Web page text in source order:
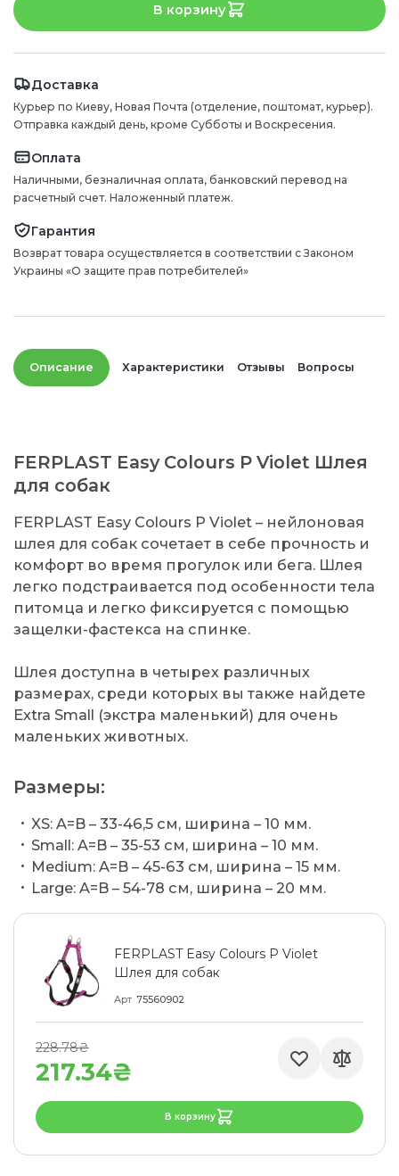
В корзину
Доставка
Курьер по Киеву, Новая Почта (отделение, поштомат, курьер).
Отправка каждый день, кроме Субботы и Воскресения.
Оплата
Наличными, безналичная оплата, банковский перевод на
расчетный счет. Наложенный платеж.
Гарантия
Возврат товара осуществляется в соответствии с Законом
Украины «О защите прав потребителей»
Описание Характеристики Отзывы Вопросы
FERPLAST Easy Colours P Violet Шлея
для собак
FERPLAST Easy Colours P Violet – нейлоновая
шлея для собак сочетает в себе прочность и
комфорт во время прогулок или бега. Шлея
легко подстраивается под особенности тела
питомца и легко фиксируется с помощью
защелки-фастекса на спинке.
Шлея доступна в четырех различных
размерах, среди которых вы также найдете
Extra Small (экстра маленький) для очень
маленьких животных.
Размеры:
XS: A=B – 33-46,5 см, ширина – 10 мм.
Small: A=B – 35-53 см, ширина – 10 мм.
Medium: A=B – 45-63 см, ширина – 15 мм.
Large: A=B – 54-78 см, ширина – 20 мм.
FERPLAST Easy Colours P Violet
Шлея для собак
Арт 75560902
217.34₴
228.78₴
В корзину